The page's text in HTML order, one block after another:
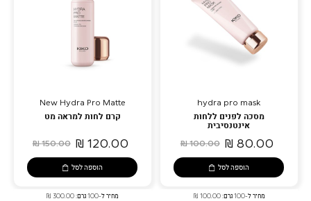
hydra pro mask
מסכה לפנים ללחות
אינטנסיבית
80.00 ₪
100.00 ₪
הוספה לסל
מחיר ל-100 גרם: 100.00 ₪
New Hydra Pro Matte
קרם לחות למראה מט
120.00 ₪
150.00 ₪
הוספה לסל
מחיר ל-100 גרם: 300.00 ₪